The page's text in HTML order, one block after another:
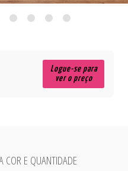
Logue-se para
ver o preço
E QUANTIDADE